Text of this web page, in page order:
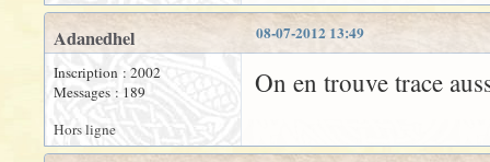
08-07-2012 13:49
Adanedhel
Inscription : 2002
Messages : 189
On en trouve trace
Hors ligne